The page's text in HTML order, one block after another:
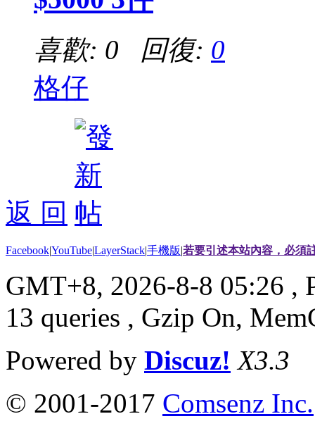
喜歡: 0 回復: 0
格仔
返 回
Facebook|YouTube|LayerStack|手機版|若要引述本站內容，必須
GMT+8, 2026-8-8 05:26 ,
13 queries , Gzip On,
Powered by Discuz! X3.3
© 2001-2017 Comsenz Inc.